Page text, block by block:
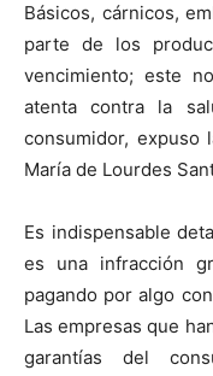
Básicos, cárnicos,
parte de los
vencimiento; este
atenta contra la
consumidor, expuso
María de Lourdes
Es indispensable
es una infracción
pagando por algo
Las empresas que
garantías del